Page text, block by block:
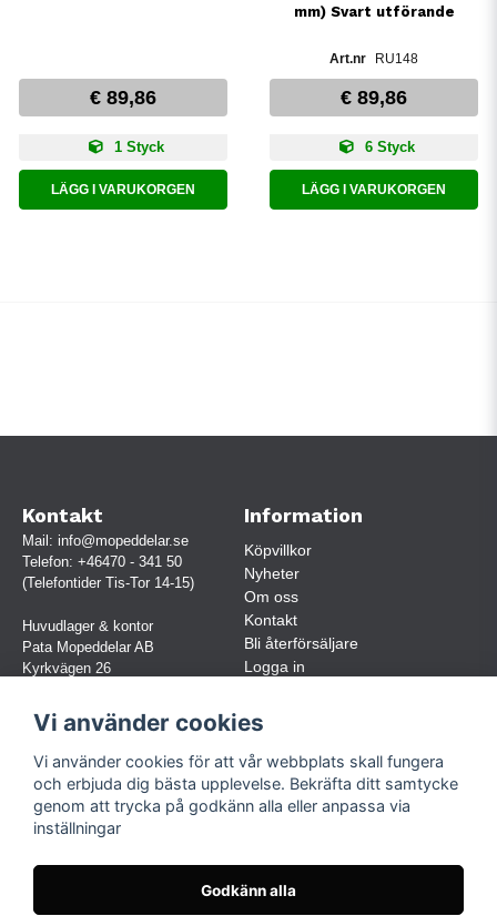
€ 89,86
1 Styck
LÄGG I VARUKORGEN
mm) Svart utförande
RU148
€ 89,86
6 Styck
LÄGG I VARUKORGEN
Kontakt
Mail: info@mopeddelar.se
Telefon: +46470 - 341 50
(Telefontider Tis-Tor 14-15)
Huvudlager & kontor
Pata Mopeddelar AB
Kyrkvägen 26
(OBS. Endast förbokade besök)
Org.nr:
559030-5248
Jur. namn: Pata Mopeddelar AB
Information
Köpvillkor
Nyheter
Om oss
Kontakt
Bli återförsäljare
Logga in
Följ oss
Vi använder cookies
Vi använder cookies för att vår webbplats skall fungera
och erbjuda dig bästa upplevelse. Bekräfta ditt samtycke
genom att trycka på godkänn alla eller anpassa via
inställningar
Godkänn alla